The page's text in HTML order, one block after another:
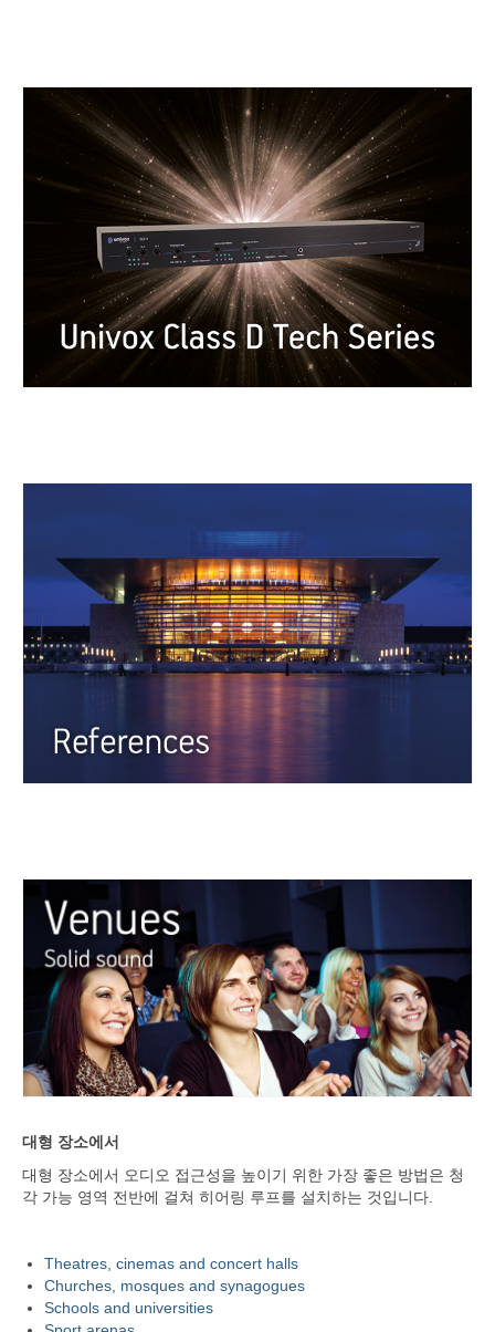
대형 장소에서
대형 장소에서 오디오 접근성을 높이기 위한 가장 좋은 방법은 청
각 가능 영역 전반에 걸쳐 히어링 루프를 설치하는 것입니다.
Theatres, cinemas and concert halls
Churches, mosques and synagogues
Schools and universities